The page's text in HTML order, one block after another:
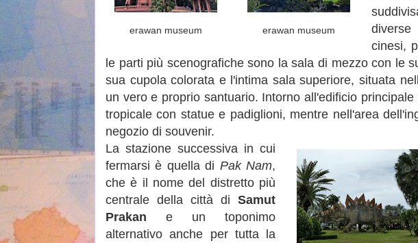
erawan museum erawan museum
cinesi,
le parti più scenografiche sono la sala di mezzo con le
sua cupola colorata e l'intima sala superiore, situata
un vero e proprio santuario. Intorno all'edificio
tropicale con statue e padiglioni, mentre nell'area
negozio di souvenir.
La stazione successiva in cui
fermarsi è quella di Pak Nam,
che è il nome del distretto più
centrale della città di Samut
Prakan e un toponimo
alternativo anche per tutta la